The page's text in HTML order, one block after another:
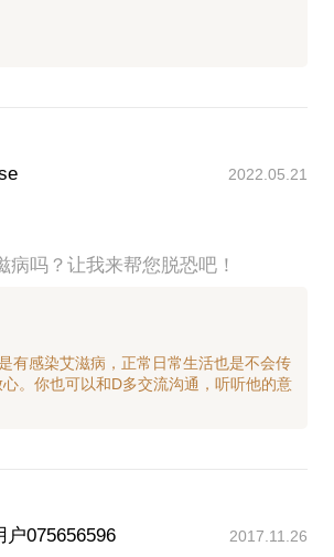
2022.05.21
病吗？让我来帮您脱恐吧！
有感染艾滋病，正常日常生活也是不会传
。你也可以和D多交流沟通，听听他的意
户075656596 2017.11.26